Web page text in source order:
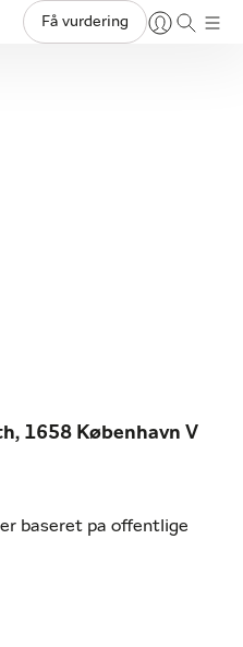
Få vurdering
1658 København V
baseret pa offentlige